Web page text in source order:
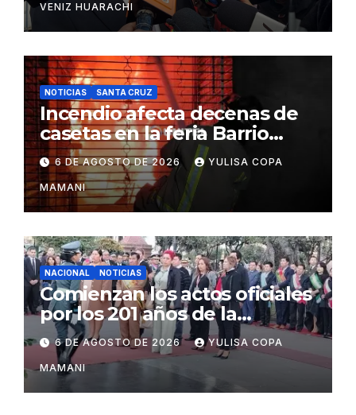
VENIZ HUARACHI
NOTICIAS SANTA CRUZ
Incendio afecta decenas de
casetas en la feria Barrio
Lindo de Santa Cruz
6 DE AGOSTO DE 2026 YULISA COPA
MAMANI
NACIONAL NOTICIAS
Comienzan los actos oficiales
por los 201 años de la
independencia de Bolivia
6 DE AGOSTO DE 2026 YULISA COPA
MAMANI